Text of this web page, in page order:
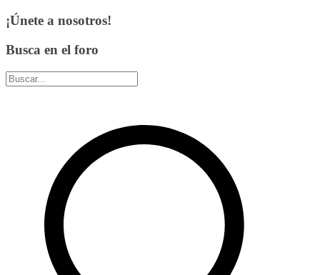
¡Únete a nosotros!
Busca en el foro